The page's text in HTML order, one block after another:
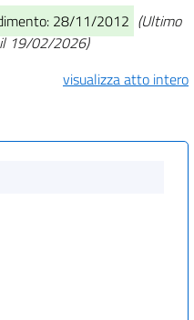
28/11/2012 (Ultimo
19/02/2026)
visualizza atto intero